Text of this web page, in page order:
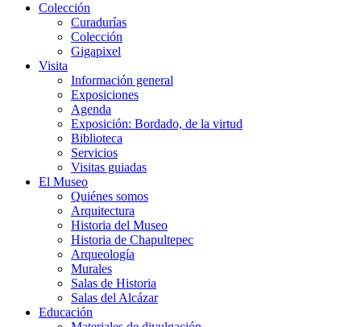
Colección
Curadurías
Colección
Gigapixel
Visita
Información general
Exposiciones
Agenda
Exposición: Bordado, de la virtud
Biblioteca
Servicios
Visitas guiadas
El Museo
Quiénes somos
Arquitectura
Historia del Museo
Historia de Chapultepec
Arqueología
Murales
Salas de Historia
Salas del Alcázar
Educación